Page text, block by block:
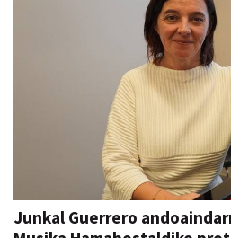
Junkal Guerrero